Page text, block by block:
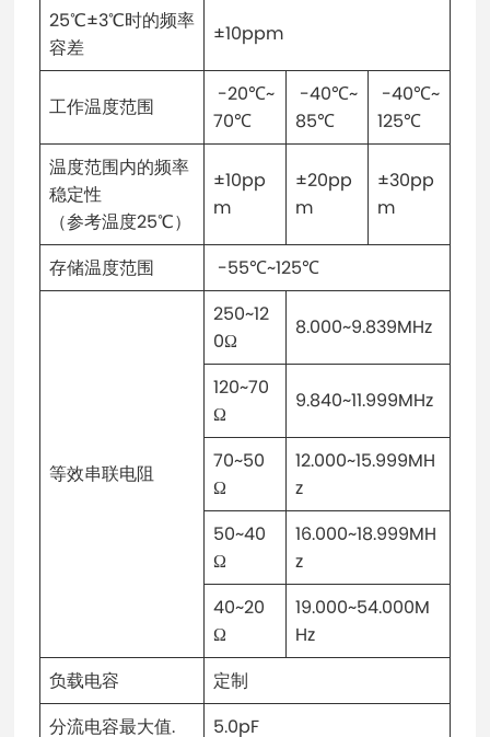
25℃±3℃时的频率
容差
±10ppm
工作温度范围
-20℃~
70℃
-40℃~
85℃
-40℃~
125℃
温度范围内的频率
稳定性
（参考温度25℃）
±10pp
m
±20pp
m
±30pp
m
存储温度范围 -55℃~125℃
等效串联电阻
250~12
0Ω
8.000~9.839MHz
120~70
Ω
9.840~11.999MHz
70~50
Ω
12.000~15.999MH
z
50~40
Ω
16.000~18.999MH
z
40~20
Ω
19.000~54.000M
Hz
负载电容
定制
分流电容最大值.
5.0pF